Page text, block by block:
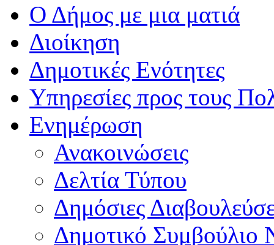
Ο Δήμος με μια ματιά
Διοίκηση
Δημοτικές Ενότητες
Υπηρεσίες προς τους
Ενημέρωση
Ανακοινώσεις
Δελτία Τύπου
Δημόσιες
Δημοτικό Συμβούλιο